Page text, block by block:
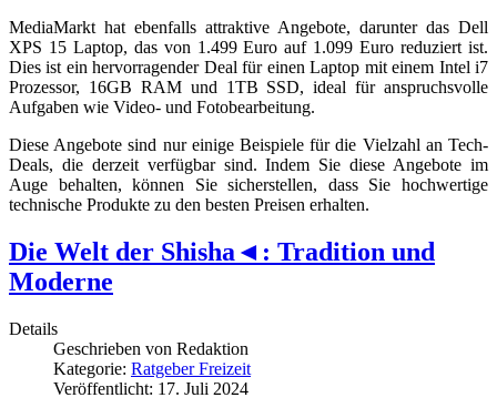
MediaMarkt hat ebenfalls attraktive Angebote, darunter das Dell
XPS 15 Laptop, das von 1.499 Euro auf 1.099 Euro reduziert ist.
Dies ist ein hervorragender Deal für einen Laptop mit einem Intel i7
Prozessor, 16GB RAM und 1TB SSD, ideal für anspruchsvolle
Aufgaben wie Video- und Fotobearbeitung.
Diese Angebote sind nur einige Beispiele für die Vielzahl an Tech-
Deals, die derzeit verfügbar sind. Indem Sie diese Angebote im
Auge behalten, können Sie sicherstellen, dass Sie hochwertige
technische Produkte zu den besten Preisen erhalten.
Die Welt der Shisha◄: Tradition und
Moderne
Details
Geschrieben von Redaktion
Kategorie: Ratgeber Freizeit
Veröffentlicht: 17. Juli 2024